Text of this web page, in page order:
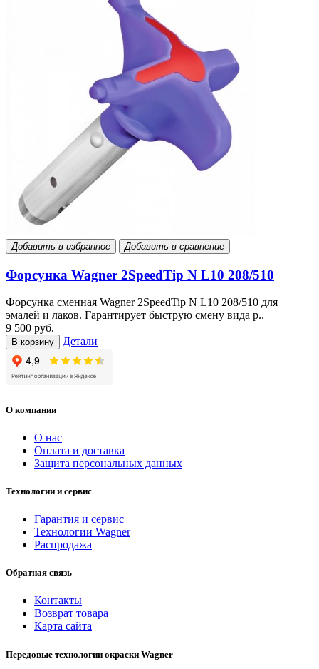
Добавить в избранное Добавить в сравнение
Форсунка Wagner 2SpeedTip N L10 208/510
Форсунка сменная Wagner 2SpeedTip N L10 208/510 для
эмалей и лаков. Гарантирует быструю смену вида р..
9 500 руб.
В корзину Детали
О компании
О нас
Оплата и доставка
Защита персональных данных
Технологии и сервис
Гарантия и сервис
Технологии Wagner
Распродажа
Обратная связь
Контакты
Возврат товара
Карта сайта
Передовые технологии окраски Wagner